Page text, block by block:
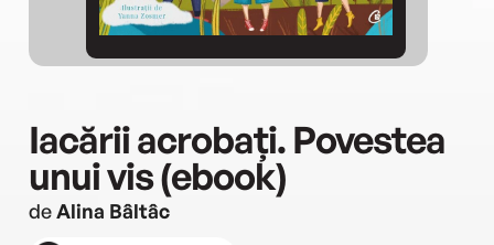
Iacării acrobați. Povestea
unui vis (ebook)
deAlina Bâltâc